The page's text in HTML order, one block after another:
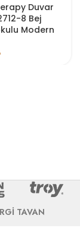
Duvar
8 Bej
Modern
TAVAN